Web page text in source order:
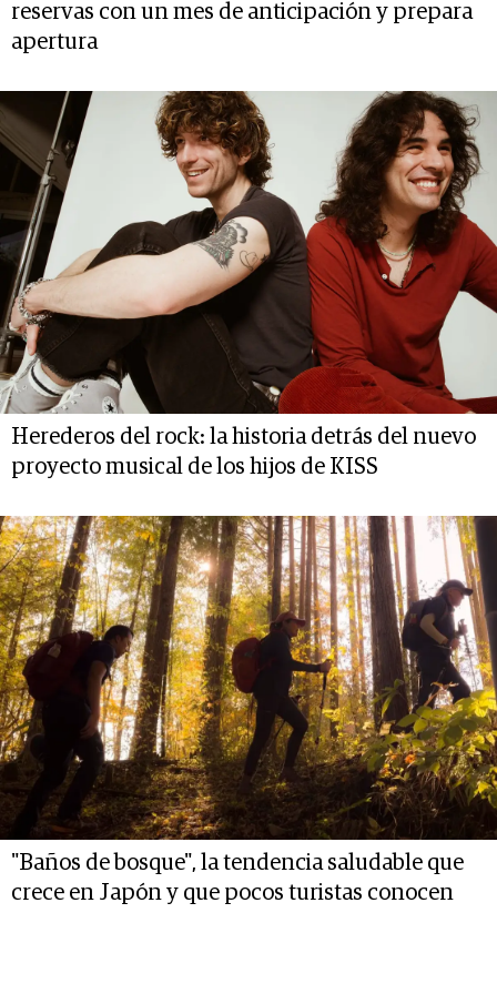
reservas con un mes de anticipación y prepara
apertura
Herederos del rock: la historia detrás del nuevo
proyecto musical de los hijos de KISS
"Baños de bosque", la tendencia saludable que
crece en Japón y que pocos turistas conocen